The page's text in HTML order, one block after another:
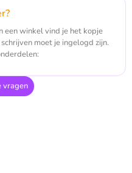
een winkel vind je het kopje
moet je ingelogd zijn.
vragen